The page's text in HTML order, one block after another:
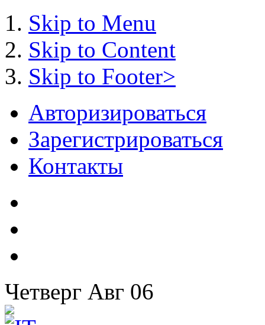
Skip to Menu
Skip to Content
Skip to Footer>
Авторизироваться
Зарегистрироваться
Контакты
Четверг Авг 06